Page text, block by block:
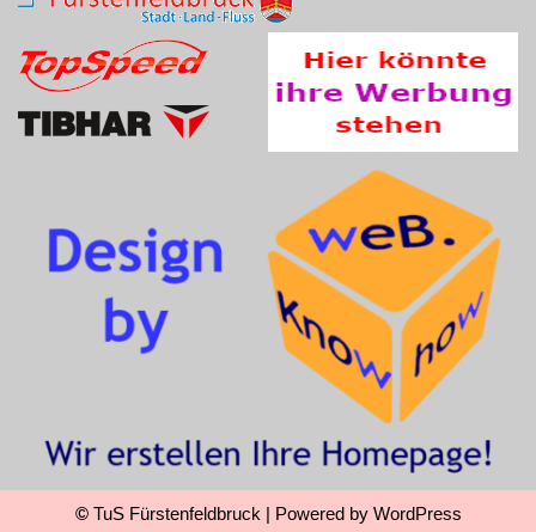
© TuS Fürstenfeldbruck | Powered by WordPress